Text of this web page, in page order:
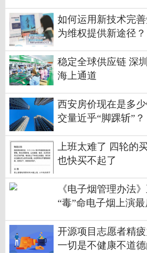
如何运用新技术完
为维权提供新途径？
稳定全球供应链 深
海上通道
西安房价现在是多
交量近乎“脚踝斩”？
上班太难了 四轮的
也快买不起了
《电子烟管理办法
“毒”命电子烟上演
开源项目志愿者精
一切是不健康不道